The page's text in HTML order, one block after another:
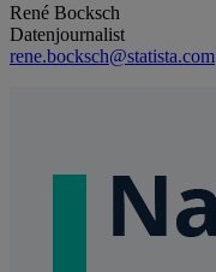
René Bocksch
Datenjournalist
rene.bocksch@statista.com